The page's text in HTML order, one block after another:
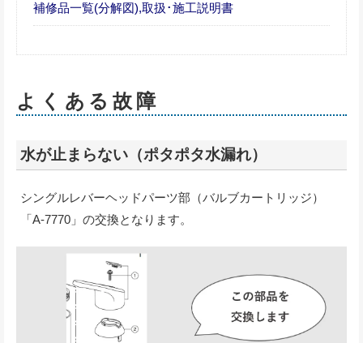
補修品一覧(分解図),取扱･施工説明書
よくある故障
水が止まらない（ポタポタ水漏れ）
シングルレバーヘッドパーツ部（バルブカートリッジ）
「A-7770」の交換となります。